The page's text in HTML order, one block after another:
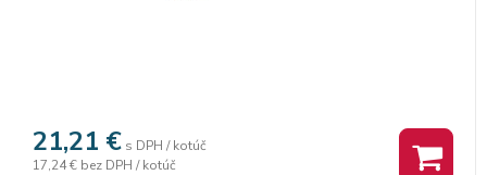
21,21 € s DPH / kotúč
17,24 € bez DPH / kotúč